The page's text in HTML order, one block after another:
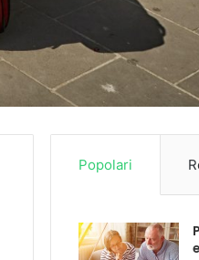
Popolari